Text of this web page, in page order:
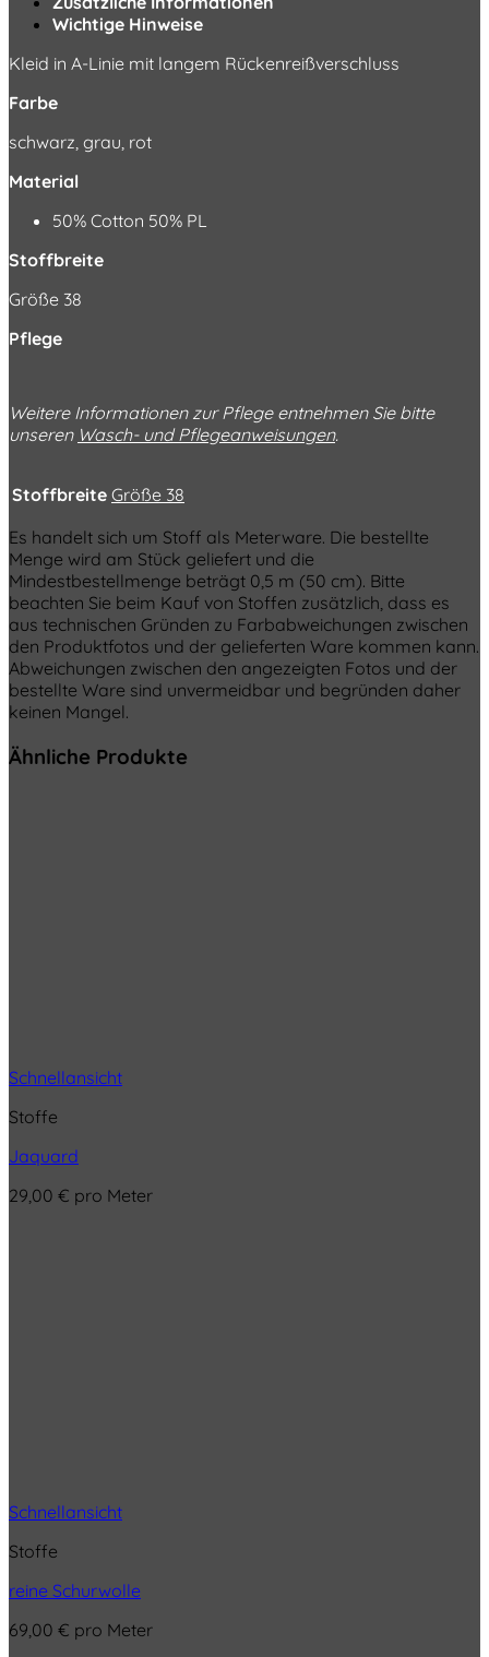
Wichtige Hinweise
Kleid in A-Linie mit langem Rückenreißverschluss
Farbe
schwarz, grau, rot
Material
50% Cotton 50% PL
Stoffbreite
Größe 38
Pflege
Weitere Informationen zur Pflege entnehmen Sie bitte
unseren Wasch- und Pflegeanweisungen.
Stoffbreite Größe 38
Es handelt sich um Stoff als Meterware. Die bestellte
Menge wird am Stück geliefert und die
Mindestbestellmenge beträgt 0,5 m (50 cm). Bitte
beachten Sie beim Kauf von Stoffen zusätzlich, dass es
aus technischen Gründen zu Farbabweichungen zwischen
den Produktfotos und der gelieferten Ware kommen kann.
Abweichungen zwischen den angezeigten Fotos und der
bestellte Ware sind unvermeidbar und begründen daher
keinen Mangel.
Ähnliche Produkte
Schnellansicht
Stoffe
Jaquard
29,00 € pro Meter
Schnellansicht
Stoffe
reine Schurwolle
69,00 € pro Meter